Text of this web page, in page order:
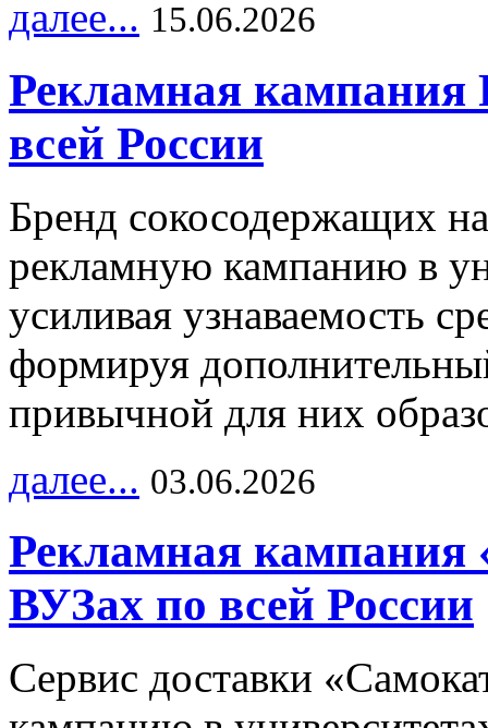
далее... 15.06.2026
Рекламная
всей России
Бренд сокосодержащих
рекламную кампанию в
усиливая узнаваемость
формируя
привычной для них
далее... 03.06.2026
Рекламная кампания
ВУЗах по всей России
Сервис доставки